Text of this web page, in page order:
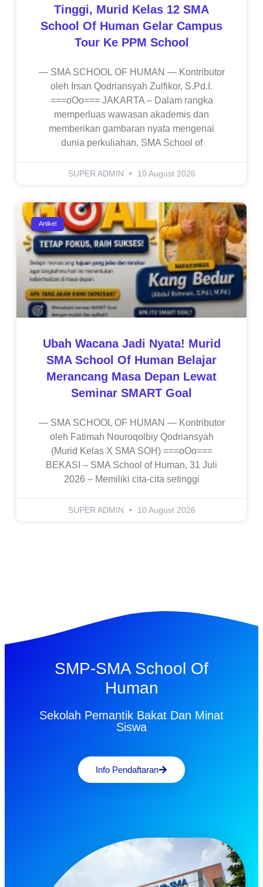
Tinggi, Murid Kelas 12 SMA
School Of Human Gelar Campus
Tour Ke PPM School
— SMA SCHOOL OF HUMAN — Kontributor
oleh Irsan Qodriansyah Zulfikor, S.Pd.I.
===oOo=== JAKARTA – Dalam rangka
memperluas wawasan akademis dan
memberikan gambaran nyata mengenai
dunia perkuliahan, SMA School of
SUPER ADMIN 10 August 2026
Artikel
Ubah Wacana Jadi Nyata! Murid
SMA School Of Human Belajar
Merancang Masa Depan Lewat
Seminar SMART Goal
— SMA SCHOOL OF HUMAN — Kontributor
oleh Fatimah Nouroqolbiy Qodriansyah
(Murid Kelas X SMA SOH) ===oOo===
BEKASI – SMA School of Human, 31 Juli
2026 – Memiliki cita-cita setinggi
SUPER ADMIN 10 August 2026
SMP-SMA School Of
Human
Sekolah Pemantik Bakat Dan Minat
Siswa
Info Pendaftaran